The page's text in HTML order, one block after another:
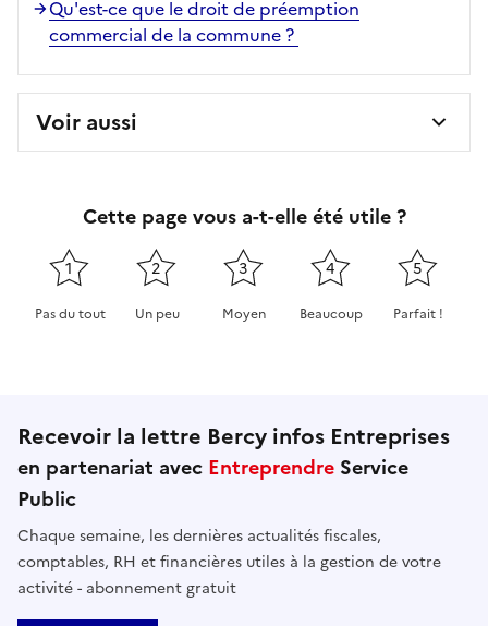
Qu'est-ce que le droit de préemption
commercial de la commune ?
Voir aussi
Cette page vous a-t-elle été utile ?
1
Pas du tout
2
Un peu
3
Moyen
4
Beaucoup
5
Parfait !
Recevoir la lettre Bercy infos Entreprises
en partenariat avec Entreprendre Service
Public
Chaque semaine, les dernières actualités fiscales,
comptables, RH et financières utiles à la gestion de votre
activité - abonnement gratuit